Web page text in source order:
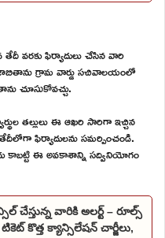
వరకు ఫిర్యాదులు చేసిన వారి
గ్రామ వార్డు సచివాలయంలో
చూసుకోవచ్చు.
తల్లులు ఈ ఆఖరి సారిగా ఇచ్చిన
ఫిర్యాదులను సమర్పించండి.
కాబట్టి ఈ అవకాశాన్ని సద్వినియోగం
చేస్తున్న వారికి అలర్ట్ – రూల్స్
కొత్త క్యాన్సిలేషన్ చార్జీలు,